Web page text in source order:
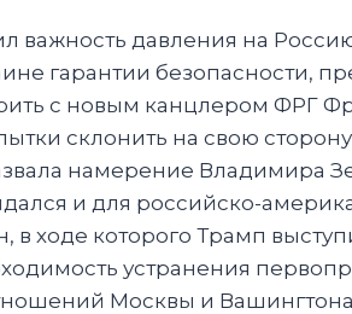
важность давления на
гарантии безопасности,
с новым канцлером ФРГ
склонить на свою
намерение Владимира
и для российско-
в ходе которого Трамп
устранения
Москвы и